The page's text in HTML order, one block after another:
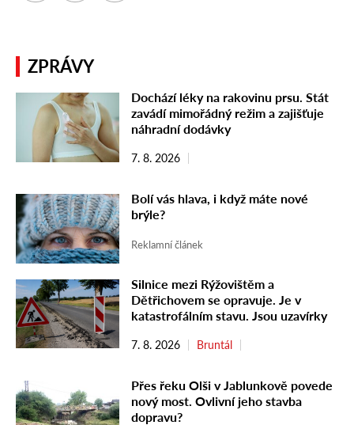
ZPRÁVY
Dochází léky na rakovinu prsu. Stát
zavádí mimořádný režim a zajišťuje
náhradní dodávky
7. 8. 2026
Bolí vás hlava, i když máte nové
brýle?
Reklamní článek
Silnice mezi Rýžovištěm a
Dětřichovem se opravuje. Je v
katastrofálním stavu. Jsou uzavírky
7. 8. 2026 Bruntál
Přes řeku Olši v Jablunkově povede
nový most. Ovlivní jeho stavba
dopravu?